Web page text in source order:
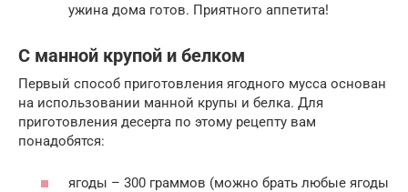
ужина дома готов. Приятного аппетита!
С манной крупой и белком
Первый способ приготовления ягодного мусса основан
на использовании манной крупы и белка. Для
приготовления десерта по этому рецепту вам
понадобятся:
ягоды – 300 граммов (можно брать любые ягоды